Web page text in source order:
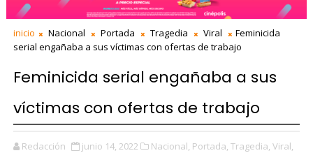
inicio Nacional Portada Tragedia Viral
Feminicida
serial engañaba a sus víctimas con ofertas de trabajo
Feminicida serial engañaba a sus
víctimas con ofertas de trabajo
Redacción junio 14, 2022 Nacional, Portada, Tragedia, Viral,